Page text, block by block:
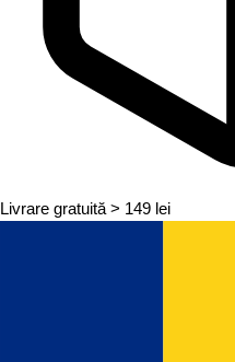
Livrare gratuită > 149 lei